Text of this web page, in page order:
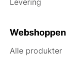
Webshoppen
Alle produkter